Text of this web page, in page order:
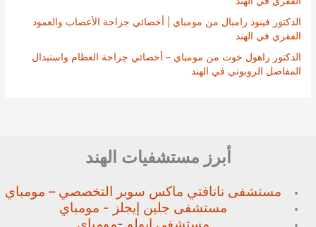
الدكتور فينود رامبال من مومباي | أخصائي جراحة الأعصاب والعمود
الفقري في الهند
الدكتور راهول خوت من مومباي – أخصائي جراحة العظام واستبدال
المفاصل الروبوتي في الهند
أبرز مستشفيات الهند
مستشفى نانافتي ماكس سوبر التخصصي – مومباي
مستشفى جلين إيجلز - مومباي